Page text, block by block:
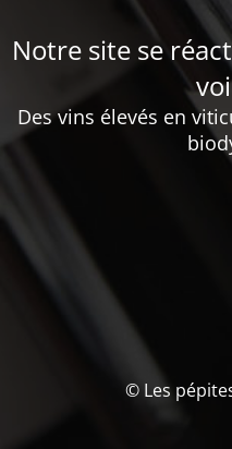
Notre site se
Des vins élevés en
© Les